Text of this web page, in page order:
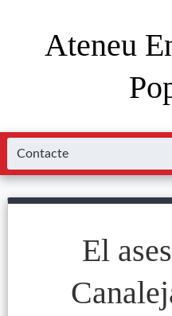
Ateneu
El